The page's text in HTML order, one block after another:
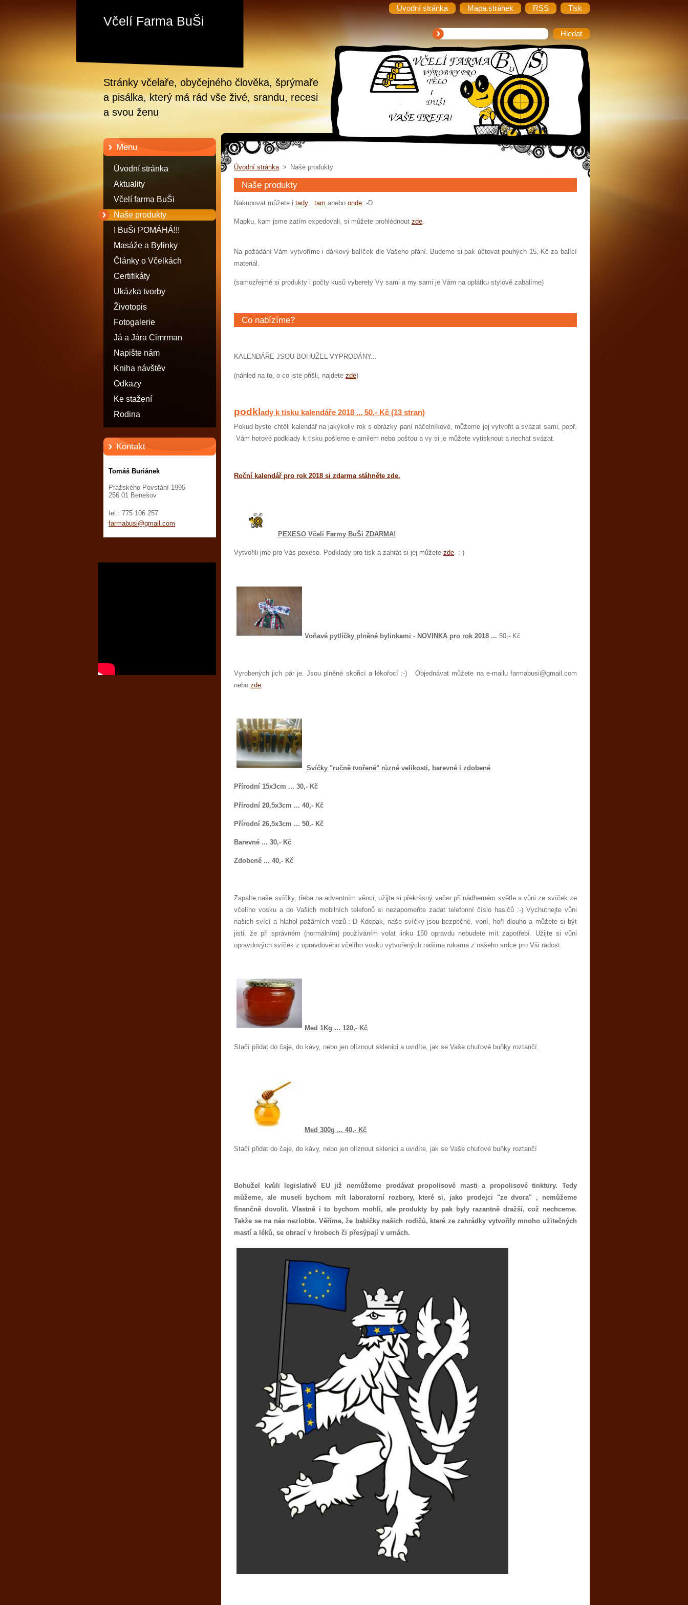
Úvodní stránka Mapa stránek RSS Tisk
Včelí Farma BuŠi
Stránky včelaře, obyčejného člověka, šprýmaře
a pisálka, který má rád vše živé, srandu, recesi
a svou ženu
Menu
Úvodní stránka
Aktuality
Včelí farma BuŠi
Naše produkty
I BuŠi POMÁHÁ!!!
Masáže a Bylinky
Články o Včelkách
Certifikáty
Ukázka tvorby
Životopis
Fotogalerie
Já a Jára Cimrman
Napište nám
Kniha návštěv
Odkazy
Ke stažení
Rodina
Kontakt
Tomáš Buriánek
Pražského Povstání 1995
256 01 Benešov
tel.: 775 106 257
farmabusi@gmail.com
Úvodní stránka > Naše produkty
Naše produkty
Nakupovat můžete i tady tam anebo onde :-D
Mapku, kam jsme zatím expedovali, si můžete prohlédnout zde.
Na požádání Vám vytvoříme i dárkový balíček dle Vašeho přání. Budeme si pak účtovat pouhých 15,-Kč za balící
materiál.
(samozřejmě si produkty i počty kusů vyberety Vy sami a my sami je Vám na oplátku stylově zabalíme)
Co nabízíme?
KALENDÁŘE JSOU BOHUŽEL VYPRODÁNY...
(náhled na to, o co jste přišli, najdete zde)
podkl ady k tisku kalendáře 2018 ... 50,- Kč (13 stran)
Pokud byste chtěli kalendář na jakýkoliv rok s obrázky paní náčelníkové, můžeme jej vytvořit a svázat sami, popř.
Vám hotové podklady k tisku pošleme e-amilem nebo poštou a vy si je můžete vytisknout a nechat svázat.
Roční kalendář pro rok 2018 si zdarma stáhněte zde.
PEXESO Včelí Farmy BuŠi ZDARMA!
Vytvořili jme pro Vás pexeso. Podklady pro tisk a zahrát si jej můžete zde. :-)
Voňavé pytlíčky plněné bylinkami - NOVINKA pro rok 2018 ... 50,- Kč
Vyrobených jich pár je. Jsou plněné skořicí a lékořocí :-) Objednávat můžete na e-mailu farmabusi@gmail.com
nebo zde
Svíčky "ručně tvořené" různé velikosti, barevné i zdobené
Přírodní 15x3cm ... 30,- Kč
Přírodní 20,5x3cm ... 40,- Kč
Přírodní 26,5x3cm ... 50,- Kč
Barevné ... 30,- Kč
Zdobené ... 40,- Kč
Zapalte naše svíčky, třeba na adventním věnci, užijte si překrásný večer při nádherném světle a vůni ze svíček ze
včelího vosku a do Vašich mobilních telefonů si nezapomeňte zadat telefonní číslo hasičů :-) Vychutnejte vůni
našich svící a hlahol požárních vozů :-D Kdepak, naše svíčky jsou bezpečné, voní, hoří dlouho a můžete si být
jisti, že při správném (normálním) používáním volat linku 150 opravdu nebudete mít zapotřebí. Užijte si vůni
opravdových svíček z opravdového včelího vosku vytvořených našima rukama z našeho srdce pro Vši radost.
Med 1Kg ... 120,- Kč
Stačí přidat do čaje, do kávy, nebo jen olíznout sklenici a uvidíte, jak se Vaše chuťové buňky roztančí.
Med 300g ... 40,- Kč
Stačí přidat do čaje, do kávy, nebo jen olíznout sklenici a uvidíte, jak se Vaše chuťové buňky roztančí
Bohužel kvůli legislativě EU již nemůžeme prodávat propolisové masti a propolisové tinktury. Tedy
můžeme, ale museli bychom mít laboratorní rozbory, které si, jako prodejci "ze dvora" , nemůžeme
finančně dovolit. Vlastně i to bychom mohli, ale produkty by pak byly razantně dražší, což nechceme.
Takže se na nás nezlobte. Věříme, že babičky našich rodičů, které ze zahrádky vytvořily mnoho užitečných
mastí a léků, se obrací v hrobech či přesýpají v urnách.